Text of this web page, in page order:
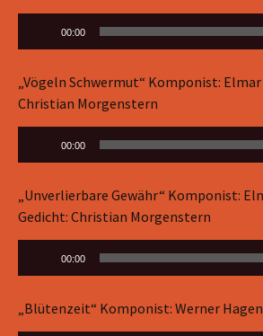
Player
00:00
„Vögeln Schwermut“ Komponist:
Christian Morgenstern
Player
00:00
„Unverlierbare Gewähr“ Komponist:
Gedicht: Christian Morgenstern
Player
00:00
„Blütenzeit“ Komponist: Werner